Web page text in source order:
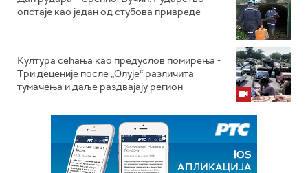
опстаје као један од стубова привреде
Култура сећања као предуслов помирења ­-
Три деценије после „Олује“ различита
тумачења и даље раздвајају регион